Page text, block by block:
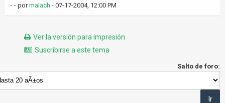
- - pormalach - 07-17-2004, 12:00 PM
Ver la versión para impresión
Suscribirse a este tema
Salto de foro: